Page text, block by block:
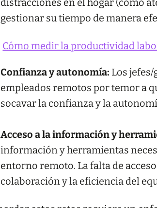
distracciones en el hogar (como
gestionar su tiempo de manera
Cómo medir la productividad
Confianza y autonomía: Los
empleados remotos por temor a
socavar la confianza y la
Acceso a la información y
información y herramientas
entorno remoto. La falta de
colaboración y la eficiencia del